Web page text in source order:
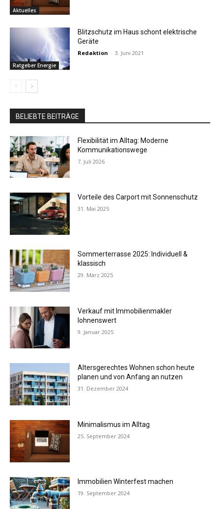
Aktuelles
Ratgeber Energie
Blitzschutz im Haus schont elektrische
Geräte
Redaktion - 3. Juni 2021
BELIEBTE BEITRÄGE
Flexibilität im Alltag: Moderne
Kommunikationswege
7. Juli 2026
Vorteile des Carport mit Sonnenschutz
31. Mai 2025
Sommerterrasse 2025: Individuell &
klassisch
29. März 2025
Verkauf mit Immobilienmakler
lohnenswert
9. Januar 2025
Altersgerechtes Wohnen schon heute
planen und von Anfang an nutzen
31. Dezember 2024
Minimalismus im Alltag
25. September 2024
Immobilien Winterfest machen
19. September 2024